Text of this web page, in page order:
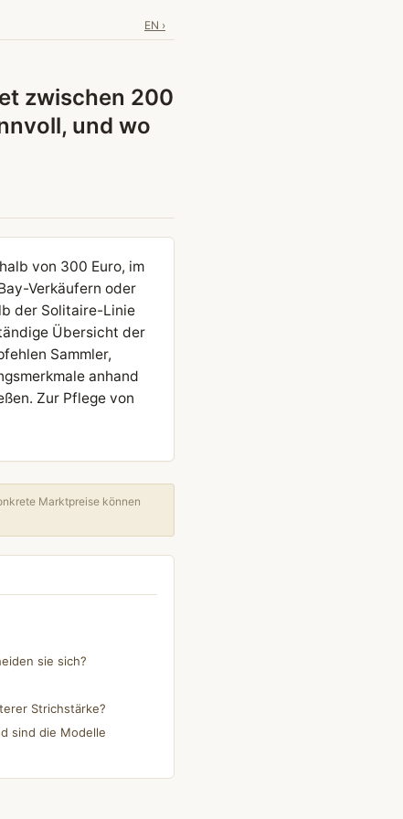
EN ›
zwischen 200
und wo
von 300 Euro, im
Verkäufern oder
der Solitaire-Linie
Übersicht der
Sammler,
anhand
Zur Pflege von
Marktpreise können
sie sich?
Strichstärke?
sind die Modelle